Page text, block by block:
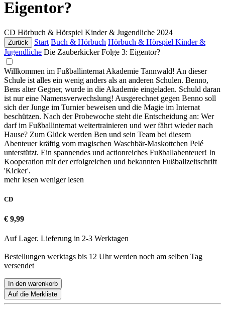
Eigentor?
CD Hörbuch & Hörspiel Kinder & Jugendliche 2024
Zurück Start Buch & Hörbuch Hörbuch & Hörspiel Kinder &
Jugendliche Die Zauberkicker Folge 3: Eigentor?
Willkommen im Fußballinternat Akademie Tannwald! An dieser
Schule ist alles ein wenig anders als an anderen Schulen. Benno,
Bens alter Gegner, wurde in die Akademie eingeladen. Schuld daran
ist nur eine Namensverwechslung! Ausgerechnet gegen Benno soll
sich der Junge im Turnier beweisen und die Magie im Internat
beschützen. Nach der Probewoche steht die Entscheidung an: Wer
darf im Fußballinternat weitertrainieren und wer fährt wieder nach
Hause? Zum Glück werden Ben und sein Team bei diesem
Abenteuer kräftig vom magischen Waschbär-Maskottchen Pelé
unterstützt. Ein spannendes und actionreiches Fußballabenteuer! In
Kooperation mit der erfolgreichen und bekannten Fußballzeitschrift
'Kicker'.
mehr lesen weniger lesen
CD
€ 9,99
Auf Lager. Lieferung in 2-3 Werktagen
Bestellungen werktags bis 12 Uhr werden noch am selben Tag
versendet
In den warenkorb
Auf die Merkliste